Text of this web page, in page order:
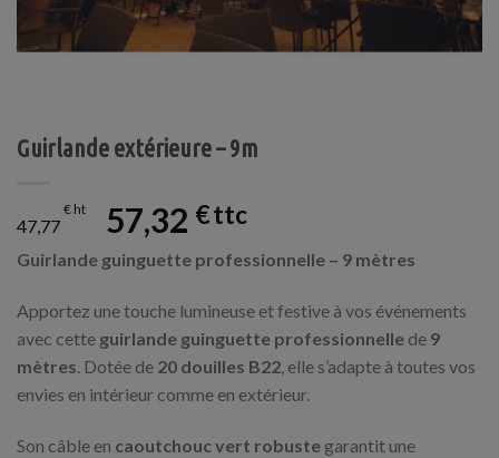
Guirlande extérieure – 9m
47,77
€ 57,32 €
Guirlande guinguette professionnelle – 9 mètres
Apportez une touche lumineuse et festive à vos événements
avec cette guirlande guinguette professionnelle de 9
mètres. Dotée de 20 douilles B22, elle s’adapte à toutes vos
envies en intérieur comme en extérieur.
Son câble en caoutchouc vert robuste garantit une